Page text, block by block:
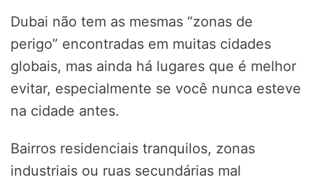
Dubai não tem as mesmas “zonas de
perigo” encontradas em muitas cidades
globais, mas ainda há lugares que é melhor
evitar, especialmente se você nunca esteve
na cidade antes.
Bairros residenciais tranquilos, zonas
industriais ou ruas secundárias mal